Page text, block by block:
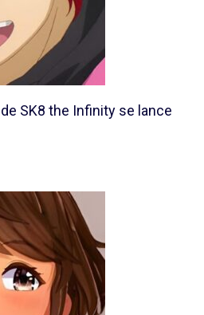
SK8 the Infinity se lance